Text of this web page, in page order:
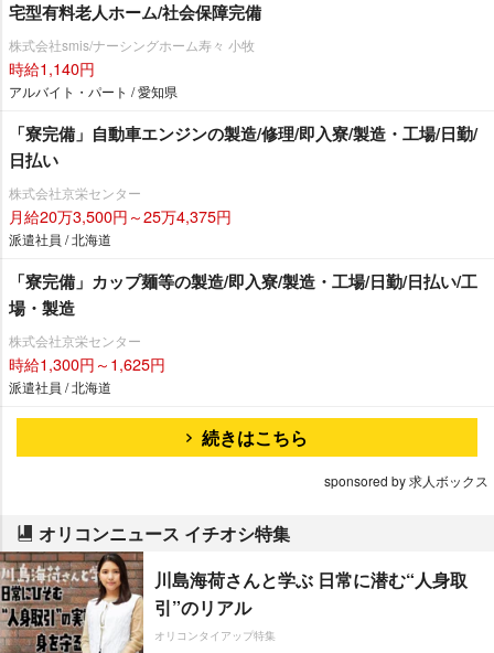
宅型有料老人ホーム/社会保障完備
株式会社smis/ナーシングホーム寿々 小牧
時給1,140円
アルバイト・パート / 愛知県
「寮完備」自動車エンジンの製造/修理/即入寮/製造・工場/日勤/
日払い
株式会社京栄センター
月給20万3,500円～25万4,375円
派遣社員 / 北海道
「寮完備」カップ麺等の製造/即入寮/製造・工場/日勤/日払い/工
場・製造
株式会社京栄センター
時給1,300円～1,625円
派遣社員 / 北海道
続きはこちら
sponsored by 求人ボックス
オリコンニュース イチオシ特集
川島海荷さんと学ぶ 日常に潜む“人身取
引”のリアル
オリコンタイアップ特集